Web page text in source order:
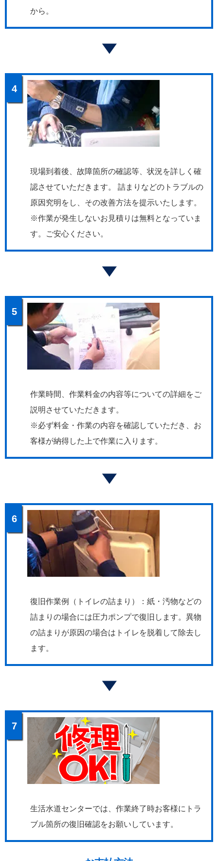
から。
4
現場到着後、故障箇所の確認等、状況を詳しく確
認させていただきます。 詰まりなどのトラブルの
原因究明をし、その改善方法を提示いたします。
※作業が発生しないお見積りは無料となっていま
す。ご安心ください。
5
作業時間、作業料金の内容等についての詳細をご
説明させていただきます。
※必ず料金・作業の内容を確認していただき、お
客様が納得した上で作業に入ります。
6
復旧作業例（トイレの詰まり）：紙・汚物などの
詰まりの場合には圧力ポンプで復旧します。異物
の詰まりが原因の場合はトイレを脱着して除去し
ます。
7
生活水道センターでは、作業終了時お客様にトラ
ブル箇所の復旧確認をお願いしています。